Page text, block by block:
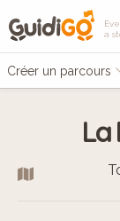
a
Créer un parcours
La